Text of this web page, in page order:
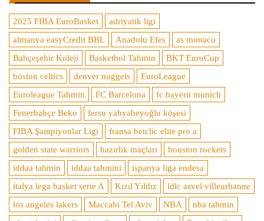
2025 FIBA EuroBasket
adriyatik ligi
almanya easyCredit BBL
Anadolu Efes
as monaco
Bahçeşehir Koleji
Basketbol Tahmin
BKT EuroCup
boston celtics
denver nuggets
EuroLeague
Euroleague Tahmin
FC Barcelona
fc bayern munich
Fenerbahçe Beko
fersu yahyabeyoğlu köşesi
FIBA Şampiyonlar Ligi
fransa betclic elite pro a
golden state warriors
hazırlık maçları
houston rockets
iddaa tahmin
iddaa tahmini
ispanya liga endesa
italya lega basket serie A
Kızıl Yıldız
ldlc asvel villeurbanne
los angeles lakers
Maccabi Tel Aviv NBA
nba tahmin